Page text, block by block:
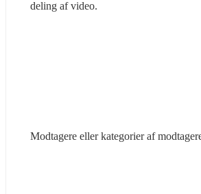
deling af video.
Modtagere eller kategorier af